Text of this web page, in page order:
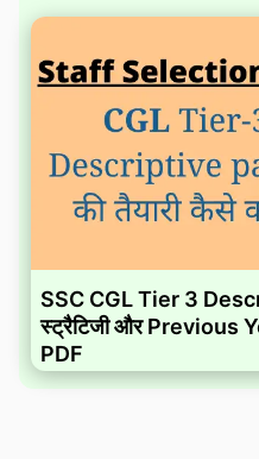
SSC CGL Tier 3
स्ट्रैटिजी और Previous
PDF